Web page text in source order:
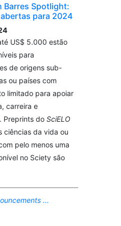
Barres Spotlight:
para 2024
US$ 5.000 estão
para
de origens sub-
ou países com
limitado para apoiar
carreira e
Preprints do SciELO
ciências da vida ou
pelo menos uma
no Sciety são
...